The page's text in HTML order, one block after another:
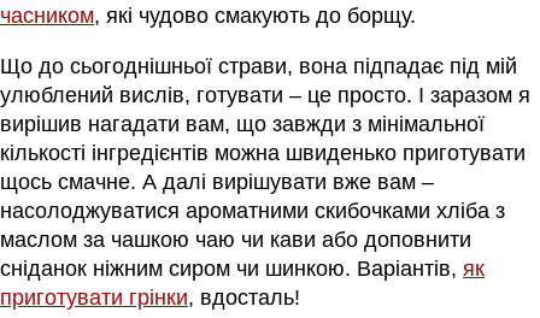
часником, які чудово смакують до борщу.
Що до сьогоднішньої страви, вона підпадає під мій
улюблений вислів, готувати – це просто. І заразом я
вирішив нагадати вам, що завжди з мінімальної
кількості інгредієнтів можна швиденько приготувати
щось смачне. А далі вирішувати вже вам –
насолоджуватися ароматними скибочками хліба з
маслом за чашкою чаю чи кави або доповнити
сніданок ніжним сиром чи шинкою. Варіантів, як
приготувати грінки, вдосталь!